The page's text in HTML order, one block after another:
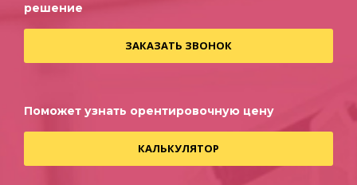
решение
ЗАКАЗАТЬ ЗВОНОК
Поможет узнать орентировочную цену
КАЛЬКУЛЯТОР